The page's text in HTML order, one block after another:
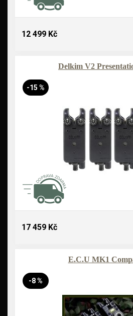
12 499 Kč
Delkim V2
-15 %
17 459 Kč
E.C.U MK1
-8 %